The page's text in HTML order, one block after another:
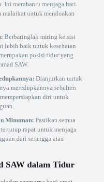
Ini membantu menjaga hati
malaikat untuk mendoakan
Berbaringlah miring ke sisi
lebih baik untuk kesehatan
posisi tidur yang
SAW.
Dianjurkan untuk
meredupkannya sebelum
diri untuk
Minuman: Pastikan semua
rapat untuk menjaga
dari serangga atau
SAW dalam Tidur